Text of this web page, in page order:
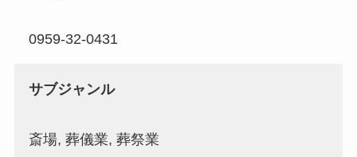
0959-32-0431
サブジャンル
斎場, 葬儀業, 葬祭業